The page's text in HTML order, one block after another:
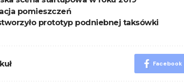
pomieszczeń
prototyp podniebnej taksówki
Facebook